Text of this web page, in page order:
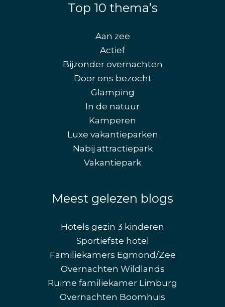
Top 10 thema’s
Aan zee
Actief
Bijzonder overnachten
Door ons bezocht
Glamping
In de natuur
Kamperen
Luxe vakantieparken
Nabij attractiepark
Vakantiepark
Meest gelezen blogs
Hotels gezin 3 kinderen
Sportiefste hotel
Familiekamers Egmond/Zee
Overnachten Wildlands
Ruime familiekamer Limburg
Overnachten Boomhuis